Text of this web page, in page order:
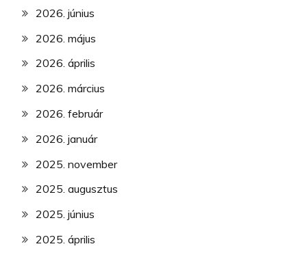
2026. június
2026. május
2026. április
2026. március
2026. február
2026. január
2025. november
2025. augusztus
2025. június
2025. április